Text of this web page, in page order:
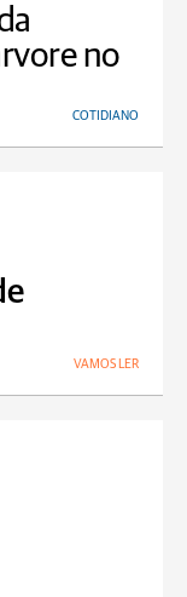
no
COTIDIANO
VAMOS LER